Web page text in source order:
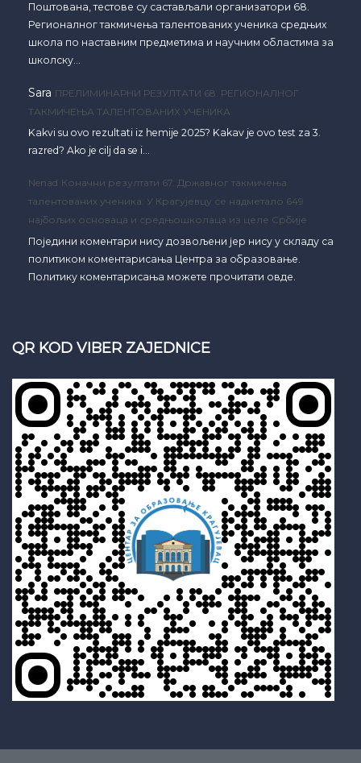
Поштована, тестове су састављали организатори 68.
Регионалног такмичења талентованих ученика средњих
школа по наставним предметима и научним областима за
школску…
Sara ПРЕЛИМИНАРНИ РЕЗУЛТАТИ 68. РЕГИОНАЛНОГ
ТАКМИЧЕЊА ТАЛЕНТОВАНИХ УЧЕНИКА
Kakvi su ovo rezultati iz hemije 2025? Kakav je ovo test za 3.
razred? Ako je cilj da se i…
Nenad Коначни резултати 67. Државног такмичења
талентованих ученика: У Крагујевцу се надметало 649
најбољих основаца и средњошколаца из целе Србије
Поједини коментари нису дозвољени јер нису у складу са
политиком коментарисања Центра за образовање.
Политику коментарисања можете прочитати овде.
QR KOD VIBER ZAJEDNICE